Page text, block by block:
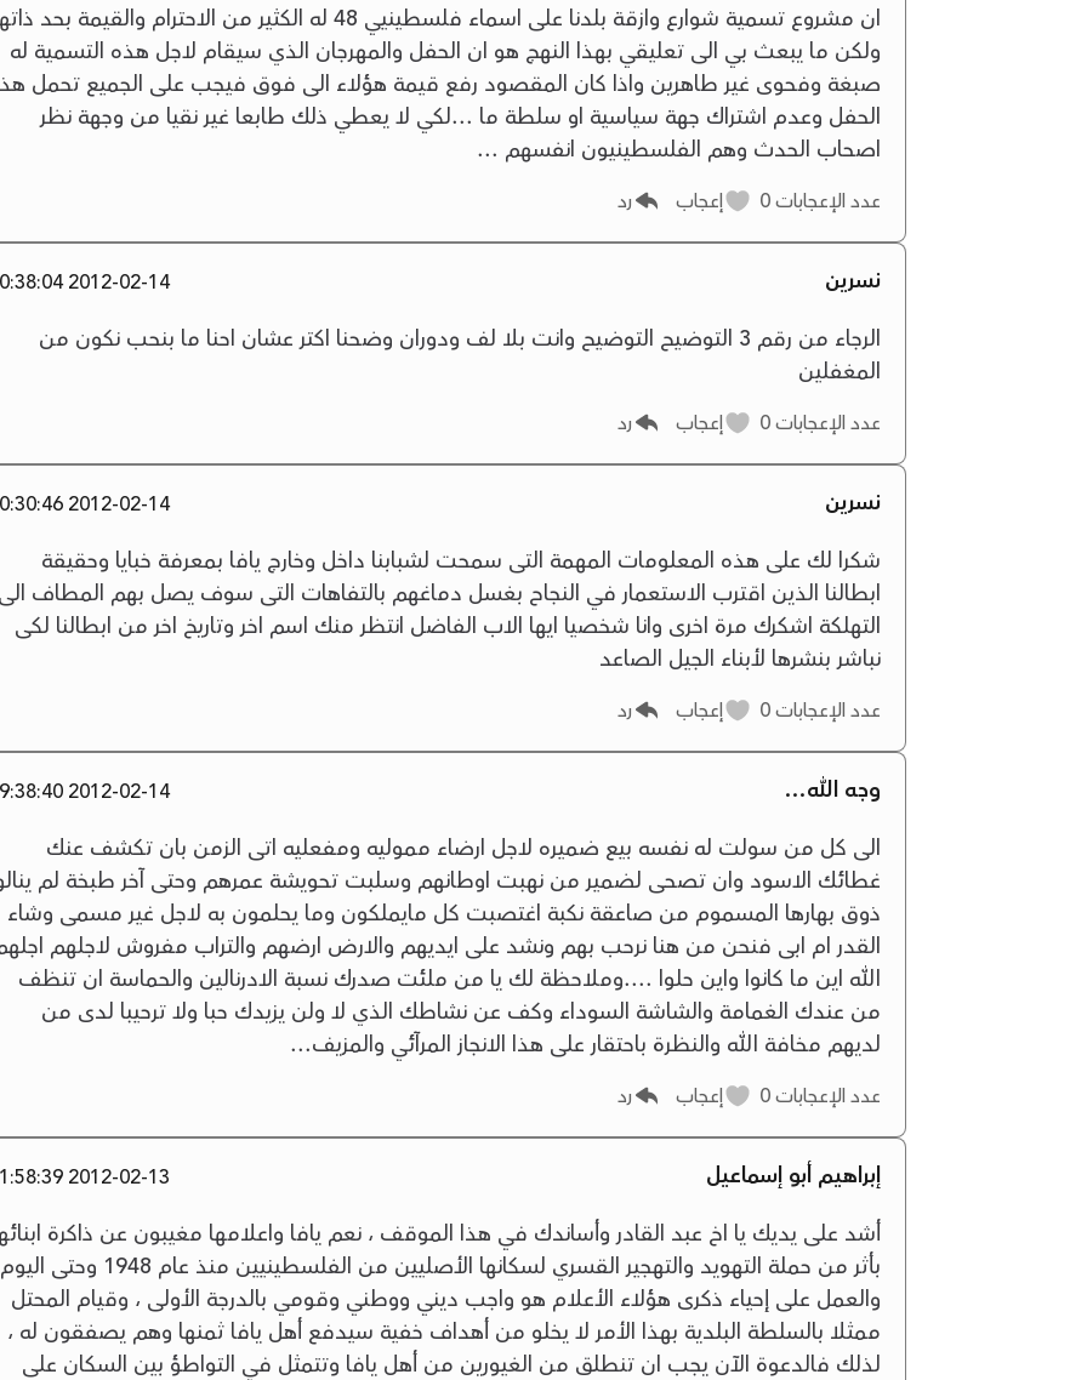
ان مشروع تسمية شوارع وازقة بلدنا على اسماء فلسطينيي 48 له الكثير من الاحترام والقيمة بحد
ولكن ما يبعث بي الى تعليقي بهذا النهج هو ان الحفل والمهرجان الذي سيقام لاجل هذه التسمية له
صبغة وفحوى غير طاهرين واذا كان المقصود رفع قيمة هؤلاء الى فوق فيجب على الجميع تحمل
الحفل وعدم اشتراك جهة سياسية او سلطة ما ...لكي لا يعطي ذلك طابعا غير نقيا من وجهة نظر
اصحاب الحدث وهم الفلسطينيون انفسهم ...
عدد الإعجابات إعجاب رد
نسرين 2012-02-14 20:38:04
الرجاء من رقم 3 التوضيح التوضيح وانت بلا لف ودوران وضحنا اكتر عشان احنا ما بنحب نكون من
المغفلين
عدد الإعجابات إعجاب رد
نسرين 2012-02-14 20:30:46
شكرا لك على هذه المعلومات المهمة التى سمحت لشبابنا داخل وخارج يافا بمعرفة خبايا وحقيقة
ابطالنا الذين اقترب الاستعمار في النجاح بغسل دماغهم بالتفاهات التى سوف يصل بهم المطاف
التهلكة اشكرك مرة اخرى وانا شخصيا ايها الاب الفاضل انتظر منك اسم اخر وتاريخ اخر من ابطالنا لكى
نباشر بنشرها لأبناء الجيل الصاعد
عدد الإعجابات إعجاب رد
وجه الله... 2012-02-14 19:38:40
الى كل من سولت له نفسه بيع ضميره لاجل ارضاء مموليه ومفعليه اتى الزمن بان تكشف عنك
غطائك الاسود وان تصحى لضمير من نهبت اوطانهم وسلبت تحويشة عمرهم وحتى آخر طبخة لم
ذوق بهارها المسموم من صاعقة نكبة اغتصبت كل مايملكون وما يحلمون به لاجل غير مسمى وشاء
القدر ام ابى فنحن من هنا نرحب بهم ونشد على ايديهم والارض ارضهم والتراب مفروش لاجلهم
الله اين ما كانوا واين حلوا ....وملاحظة لك يا من ملئت صدرك نسبة الادرنالين والحماسة ان تنظف
من عندك الغمامة والشاشة السوداء وكف عن نشاطك الذي لا ولن يزيدك حبا ولا ترحيبا لدى من
لديهم مخافة الله والنظرة باحتقار على هذا الانجاز المرآئي والمزيف...
عدد الإعجابات إعجاب رد
إبراهيم أبو إسماعيل 2012-02-13 21:58:39
أشد على يديك يا اخ عبد القادر وأساندك في هذا الموقف ، نعم يافا واعلامها مغيبون عن ذاكرة
بأثر من حملة التهويد والتهجير القسري لسكانها الأصليين من الفلسطينيين منذ عام
والعمل على إحياء ذكرى هؤلاء الأعلام هو واجب ديني ووطني وقومي بالدرجة الأولى ، وقيام المحتل
ممثلا بالسلطة البلدية بهذا الأمر لا يخلو من أهداف خفية سيدفع أهل يافا ثمنها وهم يصفقون له ،
لذلك فالدعوة الآن يجب ان تنطلق من الغيورين من أهل يافا وتتمثل في التواطؤ بين السكان على